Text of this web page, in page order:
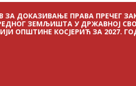
ПРАВА ПРЕЧЕГ ЗАКУПА
У ДРЖАВНОЈ СВОЈИНИ
КОСЈЕРИЋ ЗА 2027. ГОДИНУ